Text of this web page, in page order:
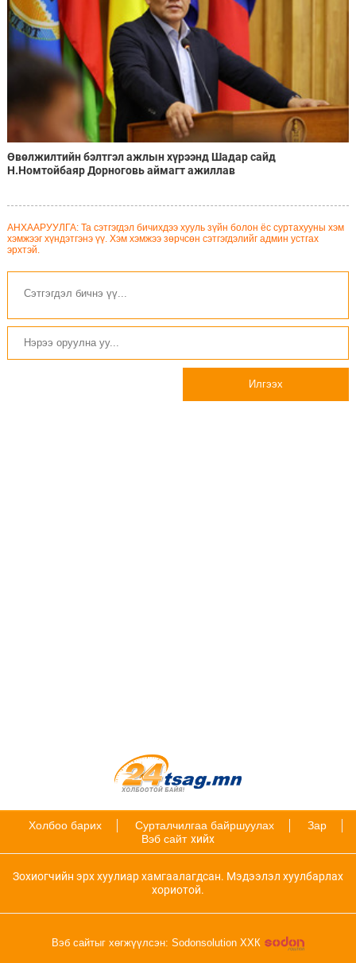
Өвөлжилтийн бэлтгэл ажлын хүрээнд Шадар сайд
Н.Номтойбаяр Дорноговь аймагт ажиллав
АНХААРУУЛГА: Та сэтгэгдэл бичихдээ хууль зүйн болон ёс суртахууны хэм
хэмжээг хүндэтгэнэ үү. Хэм хэмжээ зөрчсөн сэтгэгдэлийг админ устгах
эрхтэй.
Илгээх
Холбоо барих Сурталчилгаа байршуулах
Зар
Вэб сайт хийх
Зохиогчийн эрх хуулиар хамгаалагдсан. Мэдээлэл хуулбарлах
хориотой.
Вэб сайтыг хөгжүүлсэн: Sodonsolution ХХК